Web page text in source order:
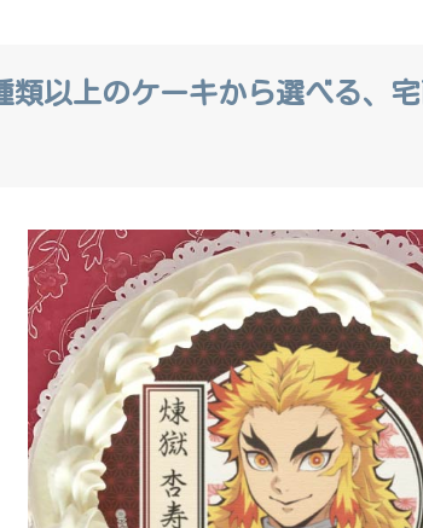
類以上のケーキから選べる、